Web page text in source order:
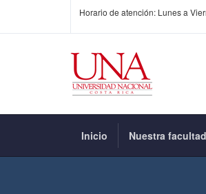
Horario de atención: Lunes a
Inicio Nuestra facultad